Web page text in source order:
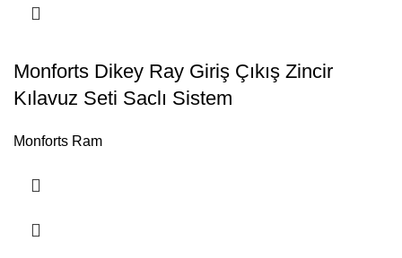
Monforts Dikey Ray Giriş Çıkış Zincir
Kılavuz Seti Saclı Sistem
Monforts Ram